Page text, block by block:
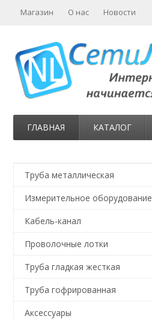
Магазин О нас Новости
ГЛАВНАЯ КАТАЛОГ
Труба металлическая
Измерительное оборудование
Кабель-канал
Проволочные лотки
Труба гладкая жесткая
Труба гофрированная
Аксессуары